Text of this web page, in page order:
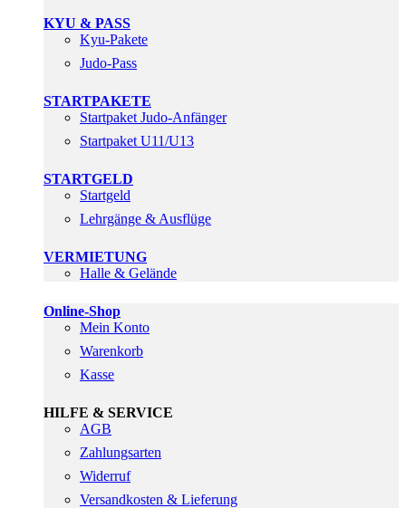
KYU & PASS
Kyu-Pakete
Judo-Pass
STARTPAKETE
Startpaket Judo-Anfänger
Startpaket U11/U13
STARTGELD
Startgeld
Lehrgänge & Ausflüge
VERMIETUNG
Halle & Gelände
Online-Shop
Mein Konto
Warenkorb
Kasse
HILFE & SERVICE
AGB
Zahlungsarten
Widerruf
Versandkosten & Lieferung